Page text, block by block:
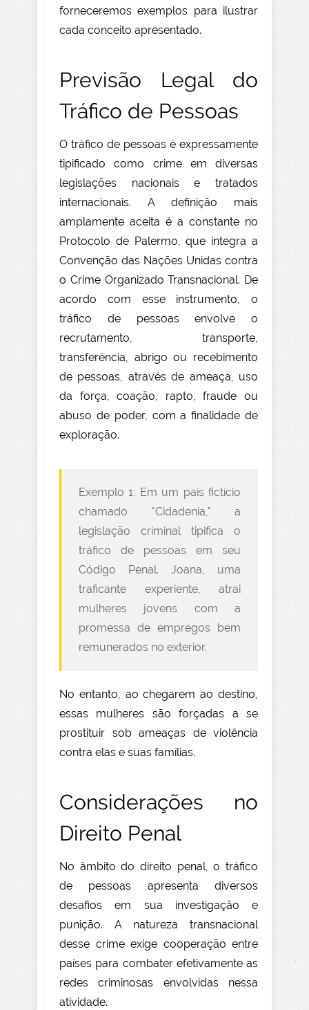
forneceremos exemplos para ilustrar
cada conceito apresentado.
Previsão Legal do
Tráfico de Pessoas
O tráfico de pessoas é expressamente
tipificado como crime em diversas
legislações nacionais e tratados
internacionais. A definição mais
amplamente aceita é a constante no
Protocolo de Palermo, que integra a
Convenção das Nações Unidas contra
o Crime Organizado Transnacional. De
acordo com esse instrumento, o
tráfico de pessoas envolve o
recrutamento, transporte,
transferência, abrigo ou recebimento
de pessoas, através de ameaça, uso
da força, coação, rapto, fraude ou
abuso de poder, com a finalidade de
exploração.
Exemplo 1: Em um país fictício
chamado "Cidadenia," a
legislação criminal tipifica o
tráfico de pessoas em seu
Código Penal. Joana, uma
traficante experiente, atrai
mulheres jovens com a
promessa de empregos bem
remunerados no exterior.
No entanto, ao chegarem ao destino,
essas mulheres são forçadas a se
prostituir sob ameaças de violência
contra elas e suas famílias.
Considerações no
Direito Penal
No âmbito do direito penal, o tráfico
de pessoas apresenta diversos
desafios em sua investigação e
punição. A natureza transnacional
desse crime exige cooperação entre
países para combater efetivamente as
redes criminosas envolvidas nessa
atividade.